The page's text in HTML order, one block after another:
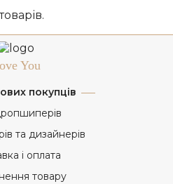
You
покупців
та дизайнерів
і оплата
товару